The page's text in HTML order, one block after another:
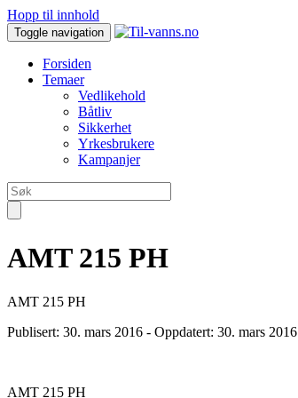
Hopp til innhold
Toggle navigation
Forsiden
Temaer
Vedlikehold
Båtliv
Sikkerhet
Yrkesbrukere
Kampanjer
AMT 215 PH
AMT 215 PH
Publisert: 30. mars 2016 - Oppdatert: 30. mars 2016
AMT 215 PH